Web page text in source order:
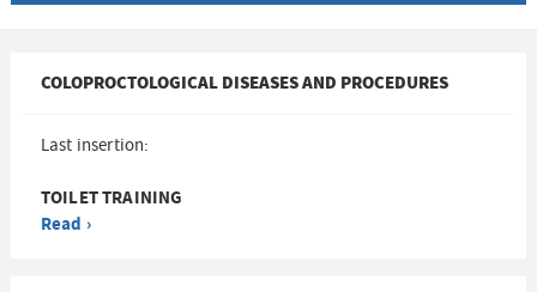
COLOPROCTOLOGICAL DISEASES AND PROCEDURES
Last insertion:
TOILET TRAINING
Read ›